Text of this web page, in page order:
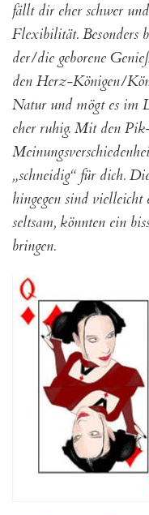
fällt dir eher schwer
Flexibilität. Besonders
der/die geborene
den Herz-Königen/
Natur und mögt es im
eher ruhig. Mit den
„schneidig“ für dich.
hingegen sind vielleicht
seltsam, könnten ein
bringen.